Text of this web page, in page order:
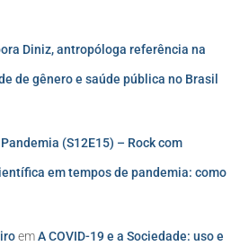
Diniz, antropóloga referência na
de gênero e saúde pública no Brasil
(S12E15) – Rock com
em tempos de pandemia: como
emA COVID-19 e a Sociedade: uso e